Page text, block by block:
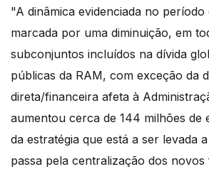
"A dinâmica evidenciada no período
marcada por uma diminuição, em
subconjuntos incluídos na dívida
públicas da RAM, com exceção da
direta/financeira afeta à
aumentou cerca de 144 milhões de
da estratégia que está a ser levada
passa pela centralização dos